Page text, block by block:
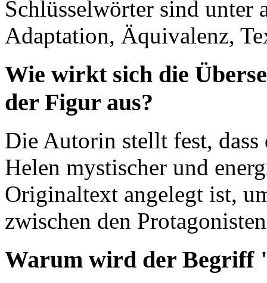
Schlüsselwörter sind unter
Adaptation, Äquivalenz,
Wie wirkt sich die
der Figur aus?
Die Autorin stellt fest,
Helen mystischer und
Originaltext angelegt ist,
zwischen den
Warum wird der Begriff